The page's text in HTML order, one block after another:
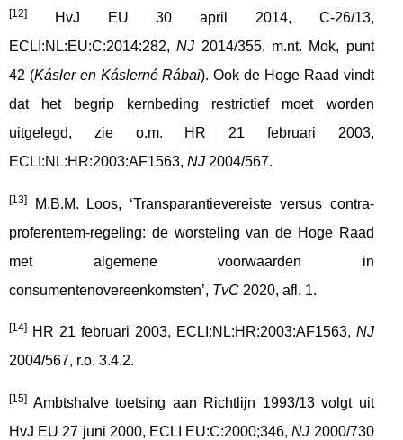
[12]
HvJ EU 30 april 2014, C-26/13,
ECLI:NL:EU:C:2014:282,NJ 2014/355, m.nt. Mok, punt
42 (Kásler en Káslerné Rábai). Ook de Hoge Raad vindt
dat het begrip kernbeding restrictief moet worden
uitgelegd, zie o.m. HR 21 februari 2003,
ECLI:NL:HR:2003:AF1563, NJ 2004/567.
[13]
M.B.M. Loos, ‘Transparantievereiste versus contra-
proferentem-regeling: de worsteling van de Hoge Raad
met algemene voorwaarden in
consumentenovereenkomsten’, TvC 2020, afl. 1.
[14] HR 21 februari 2003, ECLI:NL:HR:2003:AF1563, NJ
2004/567, r.o. 3.4.2.
[15] Ambtshalve toetsing aan Richtlijn 1993/13 volgt uit
HvJ EU 27 juni 2000, ECLI EU:C:2000;346,NJ 2000/730